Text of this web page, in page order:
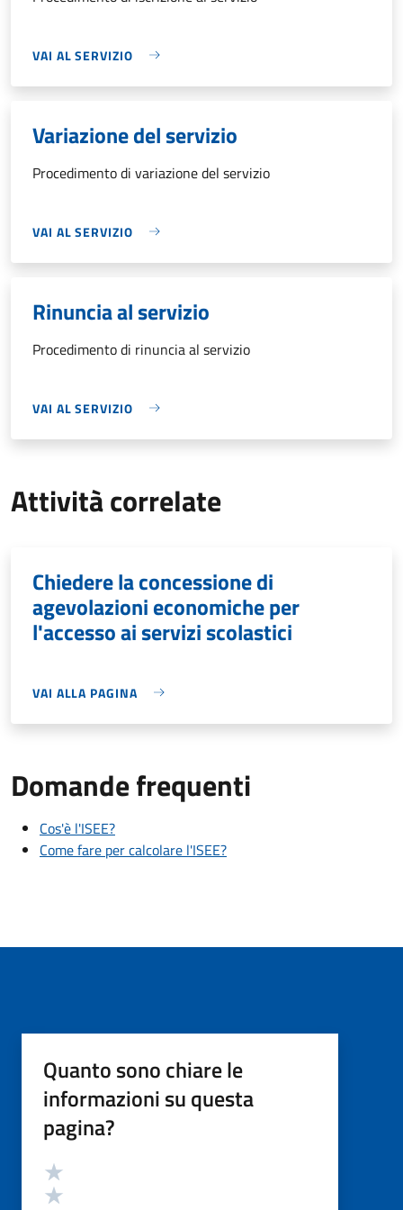
VAI AL SERVIZIO
Variazione del servizio
Procedimento di variazione del servizio
VAI AL SERVIZIO
Rinuncia al servizio
Procedimento di rinuncia al servizio
VAI AL SERVIZIO
Attività correlate
Chiedere la concessione di
agevolazioni economiche per
l'accesso ai servizi scolastici
VAI ALLA PAGINA
Domande frequenti
Cos'è l'ISEE?
Come fare per calcolare l'ISEE?
Quanto sono chiare le
informazioni su questa
pagina?
Valutazione